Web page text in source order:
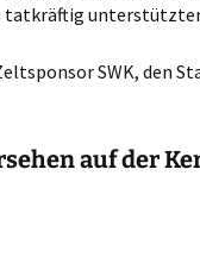
tatkräftig
SWK, den
auf der